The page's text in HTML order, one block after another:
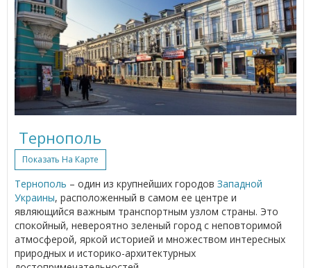
Тернополь
Показать На Карте
Тернополь – один из крупнейших городов Западной
Украины, расположенный в самом ее центре и
являющийся важным транспортным узлом страны. Это
спокойный, невероятно зеленый город с неповторимой
атмосферой, яркой историей и множеством интересных
природных и историко-архитектурных